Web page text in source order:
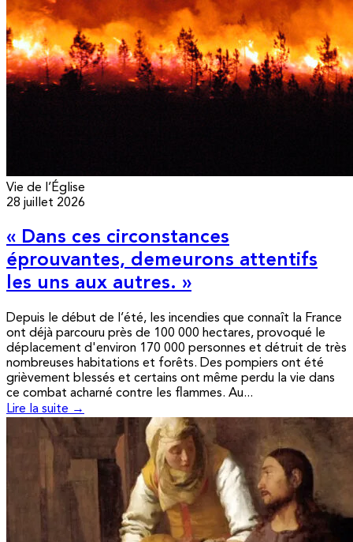
Vie de l’Église
28 juillet 2026
« Dans ces circonstances
éprouvantes, demeurons attentifs
les uns aux autres. »
Depuis le début de l’été, les incendies que connaît la France
ont déjà parcouru près de 100 000 hectares, provoqué le
déplacement d'environ 170 000 personnes et détruit de très
nombreuses habitations et forêts. Des pompiers ont été
grièvement blessés et certains ont même perdu la vie dans
ce combat acharné contre les flammes. Au...
Lire la suite →